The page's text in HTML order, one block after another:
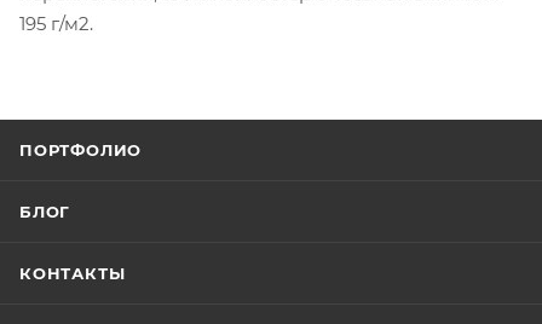
195 г/м2.
ПОРТФОЛИО
БЛОГ
КОНТАКТЫ